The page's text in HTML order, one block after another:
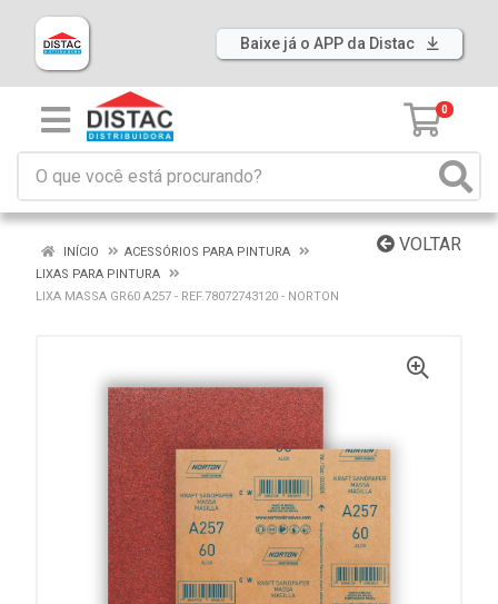
Baixe já o APP da Distac
0
VOLTAR
INÍCIO
ACESSÓRIOS PARA PINTURA
LIXAS PARA PINTURA
LIXA MASSA GR60 A257 - REF.78072743120 - NORTON